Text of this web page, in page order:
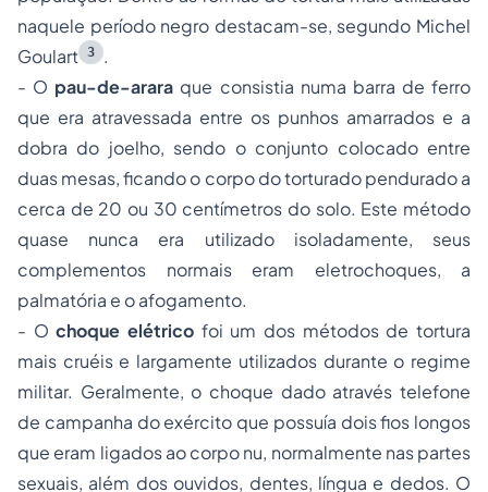
naquele período negro destacam-se, segundo Michel
Goulart 3
.
- O pau-de-arara que consistia numa barra de ferro
que era atravessada entre os punhos amarrados e a
dobra do joelho, sendo o conjunto colocado entre
duas mesas, ficando o corpo do torturado pendurado a
cerca de 20 ou 30 centímetros do solo. Este método
quase nunca era utilizado isoladamente, seus
complementos normais eram eletrochoques, a
palmatória e o afogamento.
- Ochoque elétrico foi um dos métodos de tortura
mais cruéis e largamente utilizados durante o regime
militar. Geralmente, o choque dado através telefone
de campanha do exército que possuía dois fios longos
que eram ligados ao cor­po nu, normalmente nas partes
sexuais, além dos ouvidos, dentes, língua e dedos. O